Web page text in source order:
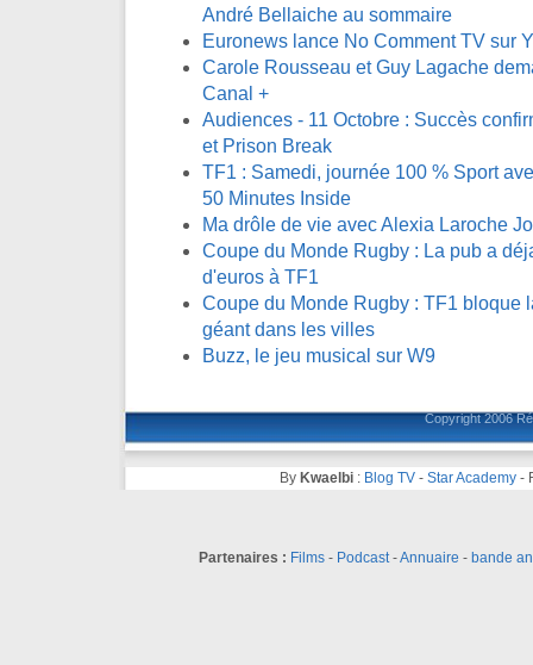
André Bellaiche au sommaire
Euronews lance No Comment TV sur
Carole Rousseau et Guy Lagache
Canal +
Audiences - 11 Octobre : Succès
et Prison Break
TF1 : Samedi, journée 100 % Sport
50 Minutes Inside
Ma drôle de vie avec Alexia Laroche
Coupe du Monde Rugby : La pub a
d'euros à TF1
Coupe du Monde Rugby : TF1 bloque
géant dans les villes
Buzz, le jeu musical sur W9
Copyright 2006
By Kwaelbi: Blog TV- Star Academy-
Partenaires : Films- Podcast-Annuaire - bande